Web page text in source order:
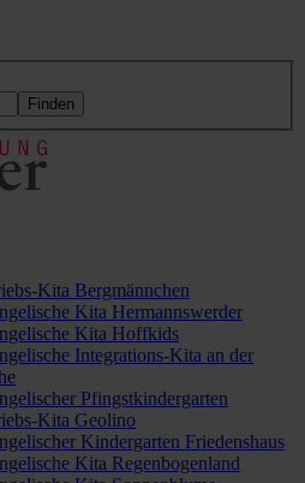
Kita Bergmännchen
Kita Hermannswerder
Kita Hoffkids
Integrations-Kita an der
Pfingstkindergarten
Kita Geolino
Kindergarten Friedenshaus
Kita Regenbogenland